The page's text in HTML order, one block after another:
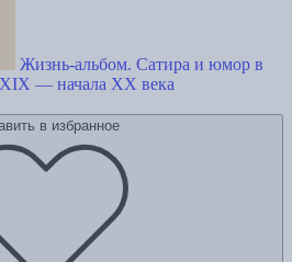
Жизнь-альбом. Сатира и юмор в
— начала XX века
в избранное